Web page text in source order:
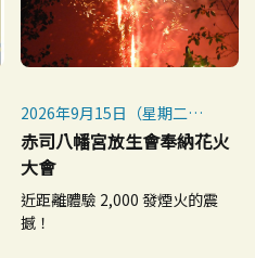
2026年9月15日（星期二）
※小雨照常舉行
※每年9月15日舉行
赤司八幡宮放生會奉納花火
大會
近距離體驗 2,000 發煙火的震
撼！